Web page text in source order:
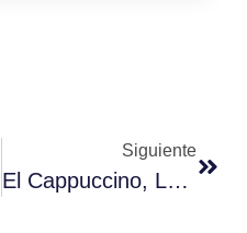
Siguiente
El Cappuccino, La Bebida De Café Que Más Interés Despierta En El Mundo